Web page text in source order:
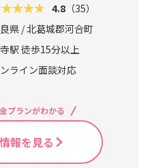
4.8 （35）
県 / 北葛城郡河合町
駅 徒歩15分以上
ライン面談対応
プランがわかる
報を見る